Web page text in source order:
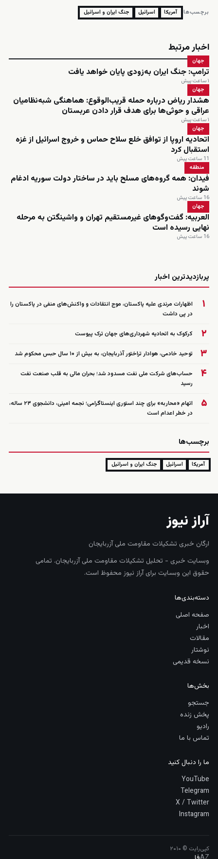
برچسب‌ها: آمریکا اسرائیل جنگ ایران و اسرائیل
اخبار مرتبط
جهان
ترامپ: جنگ ایران به‌زودی پایان خواهد یافت
۱ ساعت پیش
جهان
هشدار ریاض درباره حمله قریب‌الوقوع: هماهنگی شبه‌نظامیان
عراقی و حوثی‌ها برای هدف قرار دادن عربستان
۱ ساعت پیش
جهان
اتحادیه اروپا از توافق خلع سلاح حماس و خروج اسرائیل از غزه
استقبال کرد
11 ساعت پیش
منطقه
فیدان: همه گروه‌های مسلح باید در ساختار دولت سوریه ادغام
شوند
16 ساعت پیش
جهان
العربیه: گفت‌وگوهای غیرمستقیم تهران و واشینگتن به مرحله
نهایی رسیده است
16 ساعت پیش
پربازدیدترین اخبار
۱
اظهارات مرندی علیه پاکستان، موج انتقادات و واکنش‌های منفی در پاکستان را
در پی داشت
۲ کرکوک به اتحادیه شهرداری‌های جهان ترک پیوست
۳ توحید خادمی، هوادار تراختور آذربایجان، به بیش از ۱۰ سال حبس محکوم شد
۴
حساب‌های شرکت ملی نفت مسدود شد؛ بحران مالی به قلب صنعت نفت
رسید
۵
اتهام «محاربه» برای چند استوری اینستاگرامی؛ نجمه امینی، دانشجوی ۲۳ ساله،
در خطر اعدام است
برچسب‌ها
آمریکا اسرائیل جنگ ایران و اسرائیل
آراز نیوز
ارگان خبری تشکیلات مقاومت ملی آزربایجان
وبسایت خبری - تحلیل تشکیلات مقاومت ملی آزربایجان. تمامی
حقوق این وبسایت برای آراز نیوز محفوظ است.
دسته‌بندی‌ها
صفحه اصلی
اخبار
مقالات
نوشتار
نسخه قدیمی
بخش‌ها
جستجو
پخش زنده
رادیو
تماس با ما
ما را دنبال کنید
YouTube
Telegram
X / Twitter
Instagram
کپی‌رایت © ۲۰۱۰